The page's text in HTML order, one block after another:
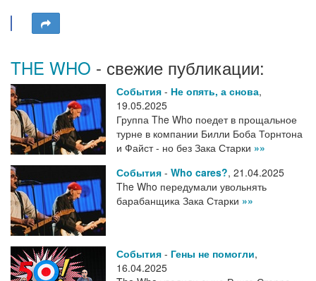
THE WHO - свежие публикации:
События - Не опять, а снова,
19.05.2025
Группа The Who поедет в прощальное
турне в компании Билли Боба Торнтона
и Файст - но без Зака Старки »»
События - Who cares?, 21.04.2025
The Who передумали увольнять
барабанщика Зака Старки »»
События - Гены не помогли,
16.04.2025